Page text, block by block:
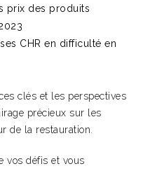
prix des produits
CHR en difficulté en
clés et les perspectives
précieux sur les
de la restauration.
vos défis et vous